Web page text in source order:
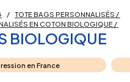
/ TOTE BAGS PERSONNALISÉS /
EN COTON BIOLOGIQUE /
BIOLOGIQUE
en France